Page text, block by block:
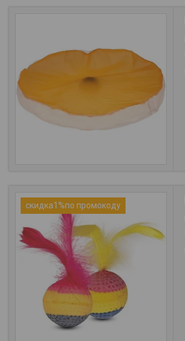
скидка1%по промокоду